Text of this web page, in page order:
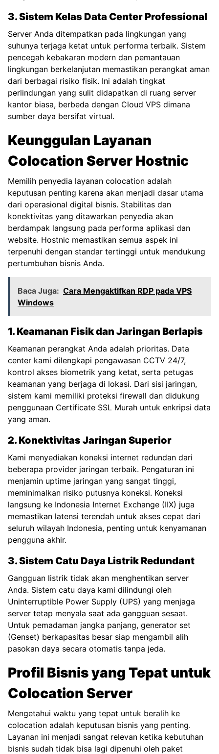
3. Sistem Kelas Data Center Professional
Server Anda ditempatkan pada lingkungan yang
suhunya terjaga ketat untuk performa terbaik. Sistem
pencegah kebakaran modern dan pemantauan
lingkungan berkelanjutan memastikan perangkat aman
dari berbagai risiko fisik. Ini adalah tingkat
perlindungan yang sulit didapatkan di ruang server
kantor biasa, berbeda dengan Cloud VPS dimana
sumber daya bersifat virtual.
Keunggulan Layanan
Colocation Server Hostnic
Memilih penyedia layanan colocation adalah
keputusan penting karena akan menjadi dasar utama
dari operasional digital bisnis. Stabilitas dan
konektivitas yang ditawarkan penyedia akan
berdampak langsung pada performa aplikasi dan
website. Hostnic memastikan semua aspek ini
terpenuhi dengan standar tertinggi untuk mendukung
pertumbuhan bisnis Anda.
Baca Juga: Cara Mengaktifkan RDP pada VPS
Windows
1. Keamanan Fisik dan Jaringan Berlapis
Keamanan perangkat Anda adalah prioritas. Data
center kami dilengkapi pengawasan CCTV 24/7,
kontrol akses biometrik yang ketat, serta petugas
keamanan yang berjaga di lokasi. Dari sisi jaringan,
sistem kami memiliki proteksi firewall dan didukung
penggunaan Certificate SSL Murah untuk enkripsi data
yang aman.
2. Konektivitas Jaringan Superior
Kami menyediakan koneksi internet redundan dari
beberapa provider jaringan terbaik. Pengaturan ini
menjamin uptime jaringan yang sangat tinggi,
meminimalkan risiko putusnya koneksi. Koneksi
langsung ke Indonesia Internet Exchange (IIX) juga
memastikan latensi terendah untuk akses cepat dari
seluruh wilayah Indonesia, penting untuk kenyamanan
pengguna akhir.
3. Sistem Catu Daya Listrik Redundant
Gangguan listrik tidak akan menghentikan server
Anda. Sistem catu daya kami dilindungi oleh
Uninterruptible Power Supply (UPS) yang menjaga
server tetap menyala saat ada gangguan sesaat.
Untuk pemadaman jangka panjang, generator set
(Genset) berkapasitas besar siap mengambil alih
pasokan daya secara otomatis tanpa jeda.
Profil Bisnis yang Tepat untuk
Colocation Server
Mengetahui waktu yang tepat untuk beralih ke
colocation adalah keputusan bisnis yang penting.
Layanan ini menjadi sangat relevan ketika kebutuhan
bisnis sudah tidak bisa lagi dipenuhi oleh paket